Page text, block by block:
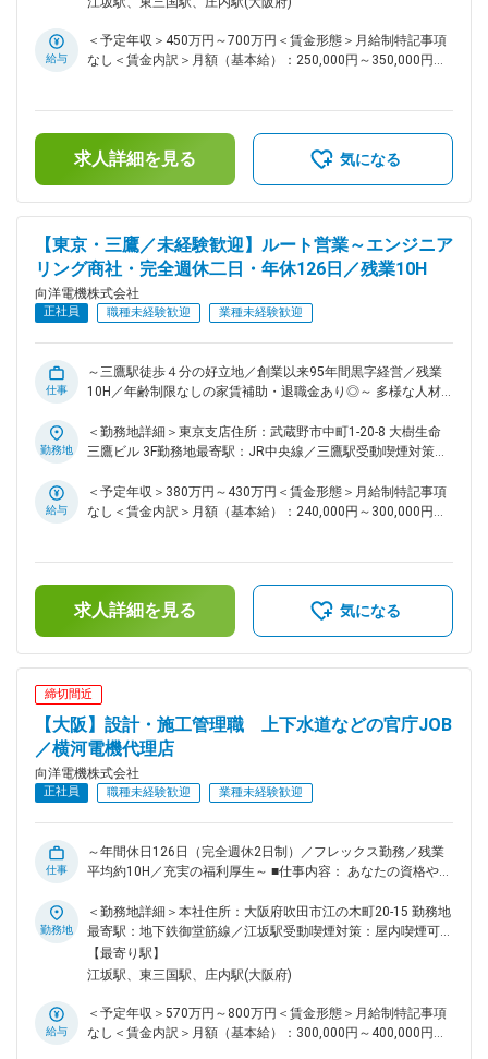
界など）の設備更新等が多く、商談は1～2社/日。技術部門と
連携し提案を実施します。 【仕事の流れ】生産設備の状況を
【やりがい】お客様が何に困っているか？どうしたら解決でき
るか？ 顧客目線で提案できます。 ■営業スタイル： 既存法
人顧客へのルート営業となり、前任者から引き継ぎながら経験
を積んでいただく形となります。 ◎入社後は、基本OJT
ルを学んでいただきます。 ■福利厚生 ●住宅手当 単身世帯主：
月額11,000円 家族世帯主（配偶者あり）：月額13,000円 上記
には年齢制限なく、定年まで永続的に手当てが出続けます。 ●
退職金 勤続年数１年以上で対象になります ●有休 前年度平均
取得日数14.1日でワークライフバランスも取れます。 ■主要取
引顧客（敬称略） サントリー、武田薬品工業、三菱電機、村
給与
＜予定年収＞450万円～700万円＜賃金形態＞月給制特記事項
なし＜賃金内訳＞月額（基本給）：250,000円～350,000円＜
じて上下する可能性があります。月給(月額)は固定手当を含め
た表記です。
求人詳細を見る 気になる
【東京・三鷹／未経験歓迎】ルート営業～エンジニア
リング商社・完全週休二日・年休126日／残業10H
向洋電機株式会社
正社員 職種未経験歓迎 業種未経験歓迎
仕事
～三鷹駅徒歩４分の好立地／創業以来95年間黒字経営／残業
10H／年齢制限なしの家賃補助・退職金あり◎～ 多様な人材が
多数・福利厚生充実したエンジニアリング商社の提案営業にチ
ャレンジしませんか ■担当業務： 顧客の生産設備等に対し、
OJTや製品理解のための研修を通して業務をキャッチアップ
いただきます。第2新卒の方も安心してご入社いただけます ■
工業計器などの製品を提案から販売、納入後のフォローまで技
術部門と協働します。 【やりがい】お客様が何に困っている
か？どうしたら解決できるか？ 顧客目線で提案できます。 ■
者から引き継ぎながら経験を積んでいただく形となります。
◎入社後は、基本OJTで、先輩社員や技術者の同行をしなが
ら製品知識や営業スタイルを学んでいただきます。 ■担当業
界： 東京支店では大手飲料メーカーがメイン顧客となり、
その他、食品・薬品などを中心に幅広い業界のお客様を担当し
てもらいます。 ◎担当社数は平均5～6社。 担当顧客のボリ
ュームを考慮して社数を調整します。 仕事内容変更の範囲 ■
組織構成 7名（３０代３名、４０代１名、５０代１名、営業ア
シスタント２名） ■福利厚生 ●住宅手当 単身世帯主：月額
11,000円 家族世帯主（配偶者あり）：月額13,000円 上記には
年齢制限なく、定年まで永続的に手当てが出続けます。 ●退職
金 勤続年数１年以上で対象になります ●有給 前年度平均取得
日数14.1日でワークライフバランスも取れます。 ■主要取引顧
客（敬称略） サントリー、武田薬品工業、三菱電機、村田製
作所、三菱重工業、関西電力、旭化成、住友化学、神戸製鋼、
川崎重工、官公庁 他
勤務地
＜勤務地詳細＞東京支店住所：武蔵野市中町1-20-8 大樹生命
三鷹ビル 3F勤務地最寄駅：JR中央線／三鷹駅受動喫煙対策：
給与
＜予定年収＞380万円～430万円＜賃金形態＞月給制特記事項
なし＜賃金内訳＞月額（基本給）：240,000円～300,000円そ
京勤務の方は+10,000円賃金はあくまでも目安の金額であり、
選考を通じて上下する可能性があります。月給(月額)は固定手
求人詳細を見る 気になる
締切間近
【大阪】設計・施工管理職 上下水道などの官庁JOB
／横河電機代理店
向洋電機株式会社
正社員 職種未経験歓迎 業種未経験歓迎
仕事
～年間休日126日（完全週休2日制）／フレックス勤務／残業
平均約10H／充実の福利厚生～ ■仕事内容： あなたの資格や経
事にて、現場代理人としてプロジェクトを統括します。ワーク
ライフバランスとやりがいを両立できる環境です。 ■業務詳
細： ・施工管理、設計・施工図作成、積算、発注者支援まで
多岐にわたります。実際の設置工事は協力会社が担当するた
す。大きな裁量とやりがいのある仕事です。 ■仕事のやりが
い： お客様のノウハウでは難しいご案件に対し、ご自身で仕
勤務地
＜勤務地詳細＞本社住所：大阪府吹田市江の木町20-15 勤務地
最寄駅：地下鉄御堂筋線／江坂駅受動喫煙対策：屋内喫煙可能
場所あり
【最寄り駅】
江坂駅、東三国駅、庄内駅(大阪府)
給与
＜予定年収＞570万円～800万円＜賃金形態＞月給制特記事項
なし＜賃金内訳＞月額（基本給）：300,000円～400,000円＜